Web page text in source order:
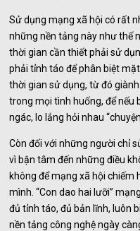
Sử dụng mạng xã hội có rất
những nền tảng này như thế
thời gian cần thiết phải sử
phải tỉnh táo để phân biệt
thời gian sử dụng, từ đó
trong mọi tình huống, để nếu
ngác, lo lắng hỏi nhau
Còn đối với những người chỉ
vì bận tâm đến những điều
không để mạng xã hội chiếm
mình. “Con dao hai lưỡi”
đủ tỉnh táo, đủ bản lĩnh, luôn
nền tảng công nghệ ngày